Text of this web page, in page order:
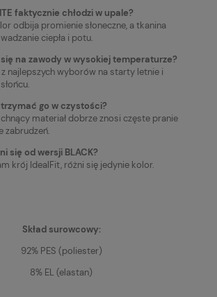
faktycznie chłodzi w upale?
odbija promienie słoneczne, a tkanina
ciepła i potu.
na zawody w wysokiej temperaturze?
najlepszych wyborów na starty letnie i
go w czystości?
materiał dobrze znosi częste pranie
zabrudzeń.
się od wersji BLACK?
krój IdealFit, różni się jedynie kolor.
Skład surowcowy:
92% PES (poliester)
8% EL (elastan)